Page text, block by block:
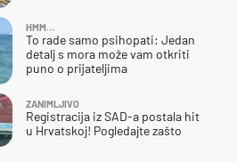
HMM…
To rade samo psihopati: Jedan
detalj s mora može vam otkriti
puno o prijateljima
ZANIMLJIVO
Registracija iz SAD-a postala hit
u Hrvatskoj! Pogledajte zašto